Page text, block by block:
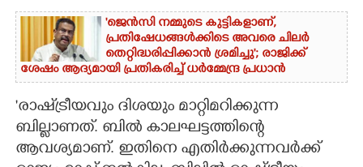
'ജെൻസി നമ്മുടെ കുട്ടികളാണ്,
പ്രതിഷേധങ്ങൾക്കിടെ അവരെ ചിലർ
തെറ്റിദ്ധരിപ്പിക്കാൻ ശ്രമിച്ചു'; രാജിക്ക്
ശേഷം ആദ്യമായി പ്രതികരിച്ച് ധർമ്മേന്ദ്ര പ്രധാൻ
'രാഷ്‌ട്രീയവും ദിശയും മാറ്റിമറിക്കുന്ന
ബില്ലാണത്. ബിൽ കാലഘട്ടത്തിന്റെ
ആവശ്യമാണ്. ഇതിനെ എതിർക്കുന്നവർക്ക്